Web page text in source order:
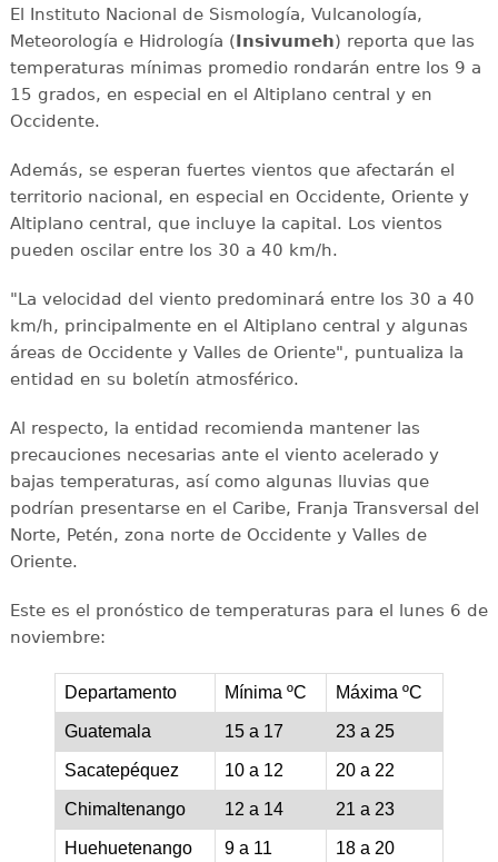
El Instituto Nacional de Sismología, Vulcanología,
Meteorología e Hidrología (Insivumeh) reporta que las
temperaturas mínimas promedio rondarán entre los 9 a
15 grados, en especial en el Altiplano central y en
Occidente.
Además, se esperan fuertes vientos que afectarán el
territorio nacional, en especial en Occidente, Oriente y
Altiplano central, que incluye la capital. Los vientos
pueden oscilar entre los 30 a 40 km/h.
"La velocidad del viento predominará entre los 30 a 40
km/h, principalmente en el Altiplano central y algunas
áreas de Occidente y Valles de Oriente", puntualiza la
entidad en su boletín atmosférico.
Al respecto, la entidad recomienda mantener las
precauciones necesarias ante el viento acelerado y
bajas temperaturas, así como algunas lluvias que
podrían presentarse en el Caribe, Franja Transversal del
Norte, Petén, zona norte de Occidente y Valles de
Oriente.
Este es el pronóstico de temperaturas para el lunes 6 de
noviembre:
Departamento Mínima ºC Máxima ºC
Guatemala 15 a 17 23 a 25
Sacatepéquez 10 a 12 20 a 22
Chimaltenango 12 a 14 21 a 23
Huehuetenango 9 a 11 18 a 20